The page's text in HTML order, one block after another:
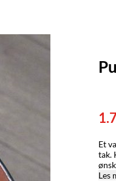
Et
tak. Kan
ønskelig at
Les